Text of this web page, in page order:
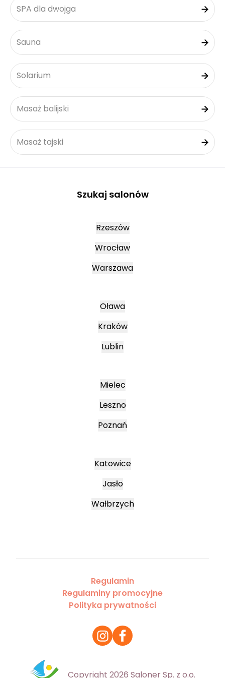
SPA dla dwojga
Sauna
Solarium
Masaż balijski
Masaż tajski
Szukaj salonów
Rzeszów
Wrocław
Warszawa
Oława
Kraków
Lublin
Mielec
Leszno
Poznań
Katowice
Jasło
Wałbrzych
Regulamin
Regulaminy promocyjne
Polityka prywatności
Copyright 2026 Saloner Sp. z o.o.